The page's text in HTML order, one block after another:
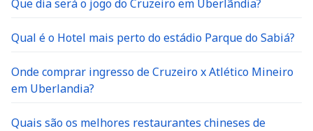
Que dia será o jogo do Cruzeiro em Uberlãndia?
Qual é o Hotel mais perto do estádio Parque do Sabiá?
Onde comprar ingresso de Cruzeiro x Atlético Mineiro
em Uberlandia?
Quais são os melhores restaurantes chineses de